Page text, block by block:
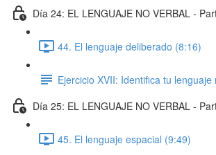
Día 24: EL LENGUAJE NO VERBAL -
44. El lenguaje deliberado (8:16)
Ejercicio XVII: Identifica tu lenguaje
Día 25: EL LENGUAJE NO VERBAL -
45. El lenguaje espacial (9:49)